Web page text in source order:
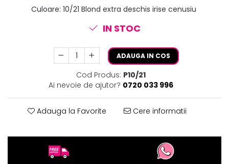
Culoare: 10/21 Blond extra deschis irise cenusiu
IN STOC
ADAUGA IN COS
Cod Produs: P10/21
Ai nevoie de ajutor? 0720 033 996
Adauga la Favorite Cere informatii